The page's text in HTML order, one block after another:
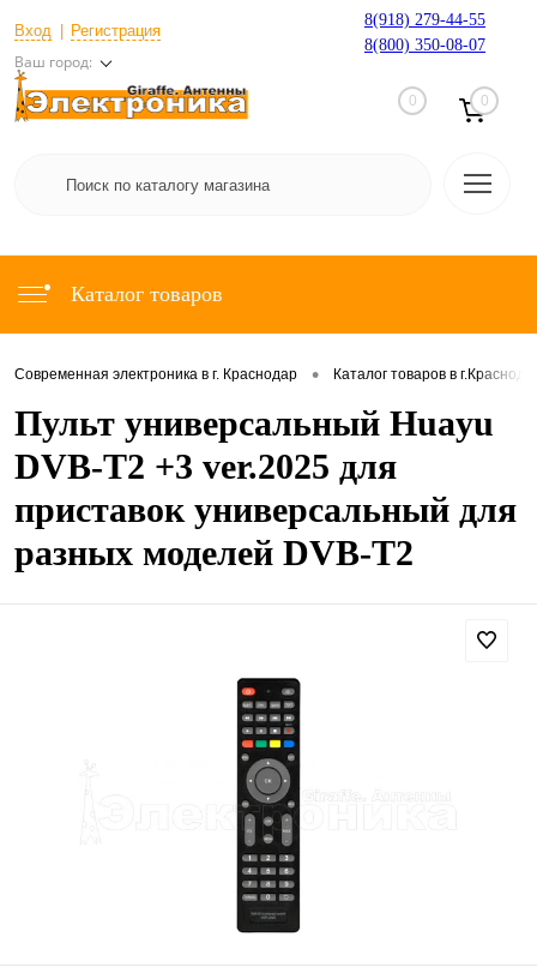
Вход Регистрация
Ваш город:
8(918) 279-44-55
8(800) 350-08-07
0 0
Каталог товаров
Современная электроника в г. Краснодар • Каталог товаров в
Пульт универсальный Huayu
DVB-T2 +3 ver.2025 для
приставок универсальный для
разных моделей DVB-T2